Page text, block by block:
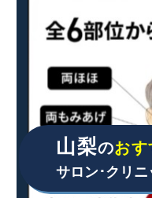
山梨のおす
サロン･クリニ